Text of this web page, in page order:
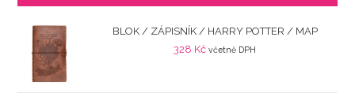
BLOK / ZÁPISNÍK / HARRY POTTER / MAP
328 Kč včetně DPH